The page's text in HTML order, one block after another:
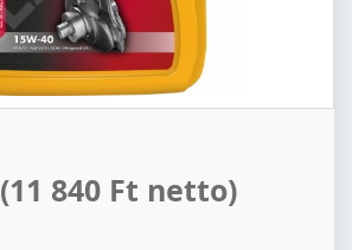
(11 840 Ft netto)